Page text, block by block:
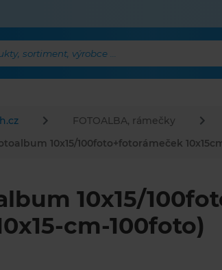
sortiment, výrobce ...
FOTOALBA, rámečky
10x15/100foto+fotorámeček
10x15/
cm-100foto)